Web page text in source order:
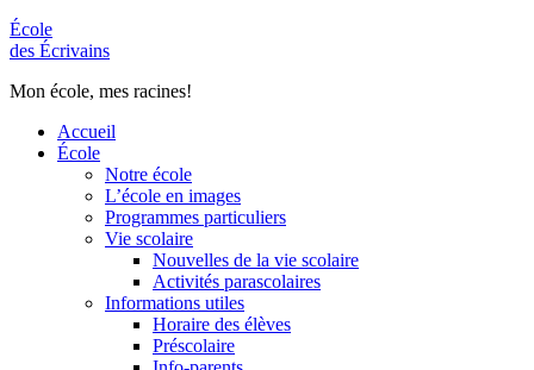
École
des Écrivains
Mon école, mes racines!
Accueil
École
Notre école
L’école en images
Programmes particuliers
Vie scolaire
Nouvelles de la vie scolaire
Activités parascolaires
Informations utiles
Horaire des élèves
Préscolaire